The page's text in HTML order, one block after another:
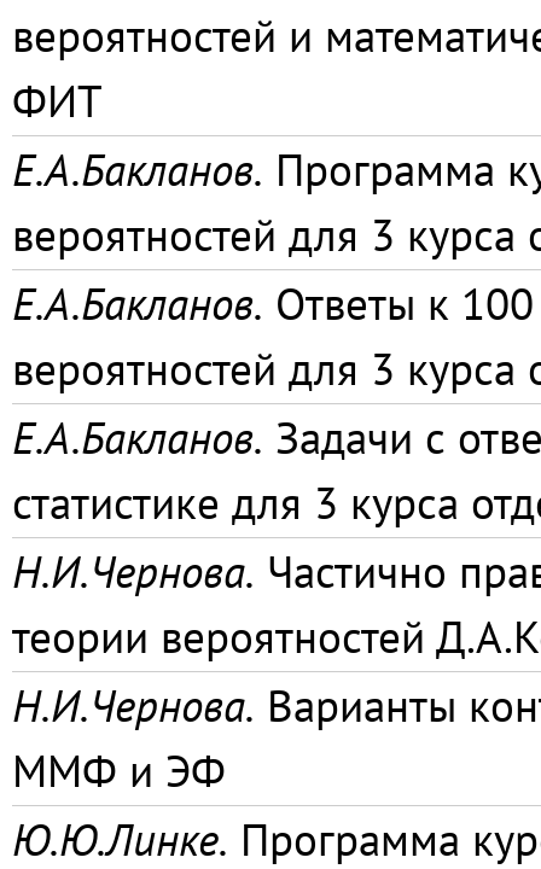
вероятностей и
ФИТ
Е.А.Бакланов. Программа
вероятностей для 3
Е.А.Бакланов. Ответы к
вероятностей для 3
Е.А.Бакланов. Задачи с
статистике для 3 курса
Н.И.Чернова. Частично
теории вероятностей
Н.И.Чернова. Варианты
ММФ и ЭФ
Ю.Ю.Линке. Программа